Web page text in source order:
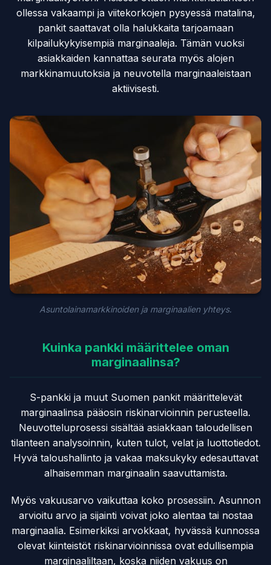
ollessa vakaampi ja viitekorkojen pysyessä matalina,
pankit saattavat olla halukkaita tarjoamaan
kilpailukykyisempiä marginaaleja. Tämän vuoksi
asiakkaiden kannattaa seurata myös alojen
markkinamuutoksia ja neuvotella marginaaleistaan
aktiivisesti.
Asuntolainamarkkinoiden ja marginaalien yhteys.
Kuinka pankki määrittelee oman
marginaalinsa?
S-pankki ja muut Suomen pankit määrittelevät
marginaalinsa pääosin riskinarvioinnin perusteella.
Neuvotteluprosessi sisältää asiakkaan taloudellisen
tilanteen analysoinnin, kuten tulot, velat ja luottotiedot.
Hyvä taloushallinto ja vakaa maksukyky edesauttavat
alhaisemman marginaalin saavuttamista.
Myös vakuusarvo vaikuttaa koko prosessiin. Asunnon
arvioitu arvo ja sijainti voivat joko alentaa tai nostaa
marginaalia. Esimerkiksi arvokkaat, hyvässä kunnossa
olevat kiinteistöt riskinarvioinnissa ovat edullisempia
marginaaliltaan, koska niiden vakuus on